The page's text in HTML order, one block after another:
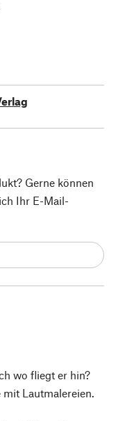
wo fliegt er hin?
Lautmalereien.
Gerne können
Ihr E-Mail-